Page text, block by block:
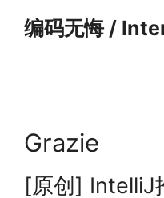
编码无悔 /
Grazie
[原创] IntelliJ